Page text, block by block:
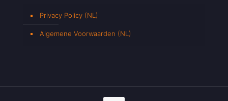
Privacy Policy (NL)
Algemene Voorwaarden (NL)